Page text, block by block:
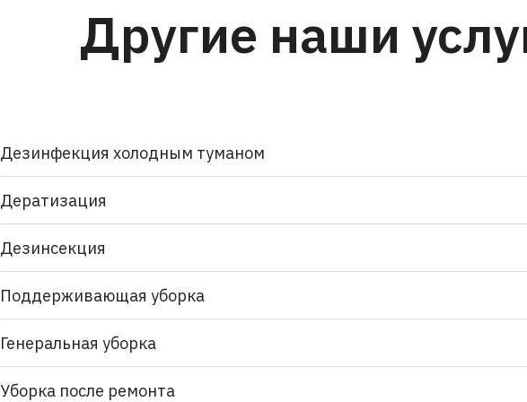
Другие наши
Дезинфекция холодным туманом
Дератизация
Дезинсекция
Поддерживающая уборка
Генеральная уборка
Уборка после ремонта